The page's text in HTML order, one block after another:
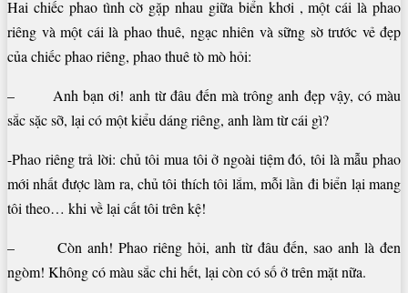
Hai chiếc phao tình cờ gặp nhau giữa biển khơi , một cái là phao
riêng và một cái là phao thuê, ngạc nhiên và sững sờ trước vẻ đẹp
của chiếc phao riêng, phao thuê tò mò hỏi:
– Anh bạn ơi! anh từ đâu đến mà trông anh đẹp vậy, có màu
sắc sặc sỡ, lại có một kiểu dáng riêng, anh làm từ cái gì?
-Phao riêng trả lời: chủ tôi mua tôi ở ngoài tiệm đó, tôi là mẫu phao
mới nhất được làm ra, chủ tôi thích tôi lắm, mỗi lần đi biển lại mang
tôi theo… khi về lại cất tôi trên kệ!
– Còn anh! Phao riêng hỏi, anh từ đâu đến, sao anh là đen
ngòm! Không có màu sắc chi hết, lại còn có số ở trên mặt nữa.